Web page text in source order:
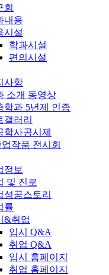
회
내용
시설
학과시설
편의시설
사항
소개 동영상
학과 5년제 인증
갤러리
학사공시제
작품 전시회
정보
및 진로
성공스토리
률
&취업
입시 Q&A
취업 Q&A
입시 홈페이지
취업 홈페이지